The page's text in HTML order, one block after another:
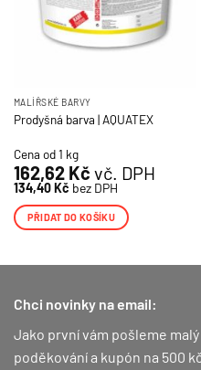
MALÍŘSKÉ BARVY
Prodyšná barva | AQUATEX
Cena od 1 kg
162,62 Kč vč. DPH
134,40 Kč bez DPH
PŘIDAT DO KOŠÍKU
Chci novinky na email:
Jako první vám pošleme
poděkování a kupón na 500